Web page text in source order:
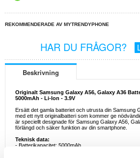
REKOMMENDERADE AV MYTRENDYPHONE
HAR DU FRÅGOR?
Beskrivning
Originalt Samsung Galaxy A56, Galaxy A36
5000mAh - Li-Ion - 3.9V
Ersätt det gamla batteriet och utrusta din Samsung
med ett nytt originalbatteri som kommer ge
är speciellt designade för Samsung Galaxy A56,
förlängd och säker funktion av din smartphone.
Teknisk data:
- Batterikapacitet: 5000mAh